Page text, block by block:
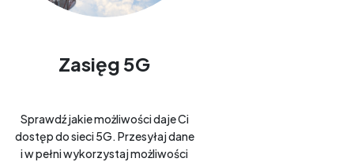
Zasięg 5G
Sprawdź jakie możliwości daje Ci
dostęp do sieci 5G. Przesyłaj dane
i w pełni wykorzystaj możliwości